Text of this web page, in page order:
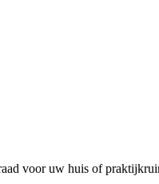
voor uw huis of